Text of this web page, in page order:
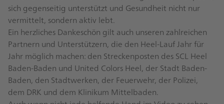
sich gegenseitig unterstützt und Gesundheit nicht nur
vermittelt, sondern aktiv lebt.
Ein herzliches Dankeschön gilt auch unseren zahlreichen
Partnern und Unterstützern, die den Heel-Lauf Jahr für
Jahr möglich machen: den Streckenposten des SCL Heel
Baden-Baden und United Colors Heel, der Stadt Baden-
Baden, den Stadtwerken, der Feuerwehr, der Polizei,
dem DRK und dem Klinikum Mittelbaden.